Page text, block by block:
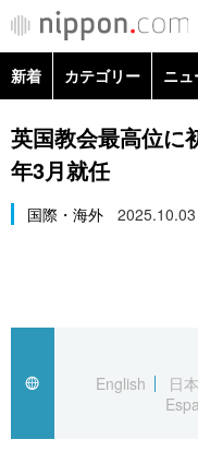
カテゴリー
経済・ビジネス
国際
トップ
アーカイブ
In-depth
Japan Data
新着 カテゴリー ニュ
政治・外交
経済・ビジネス
英国教会最高位
年3月就任
国際・海外
English
日